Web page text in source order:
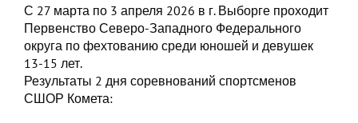
С 27 марта по 3 апреля 2026 в г. Выборге проходит
Первенство Северо-Западного Федерального
округа по фехтованию среди юношей и девушек
13-15 лет.
Результаты 2 дня соревнований спортсменов
СШОР Комета: